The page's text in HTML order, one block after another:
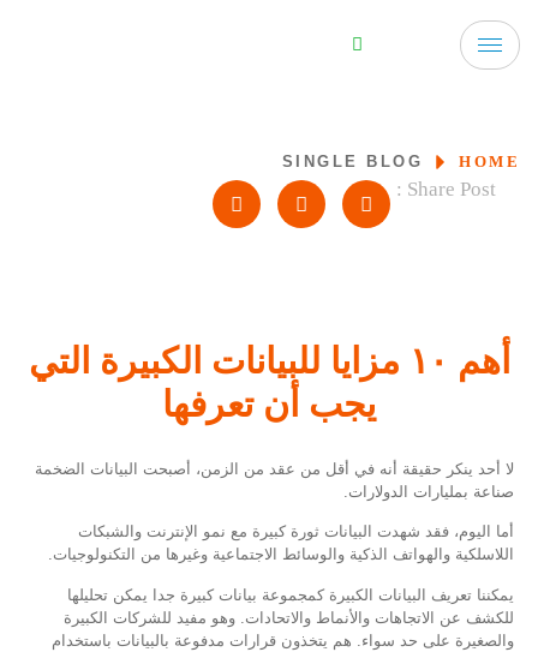
HOME
SINGLE BLOG
Share Post :
أهم ١٠ مزايا للبيانات الكبيرة التي
يجب أن تعرفها
لا أحد ينكر حقيقة أنه في أقل من عقد من الزمن، أصبحت البيانات الضخمة
صناعة بمليارات الدولارات.
أما اليوم، فقد شهدت البيانات ثورة كبيرة مع نمو الإنترنت والشبكات
اللاسلكية والهواتف الذكية والوسائط الاجتماعية وغيرها من التكنولوجيات.
يمكننا تعريف البيانات الكبيرة كمجموعة بيانات كبيرة جدا يمكن تحليلها
للكشف عن الاتجاهات والأنماط والاتحادات. وهو مفيد للشركات الكبيرة
والصغيرة على حد سواء. هم يتخذون قرارات مدفوعة بالبيانات باستخدام